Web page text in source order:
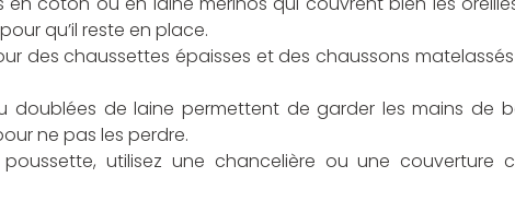
qu’il reste en place.
des chaussettes épaisses et des chaussons
doublées de laine permettent de garder les mains de
ne pas les perdre.
utilisez une chancelière ou une couverture